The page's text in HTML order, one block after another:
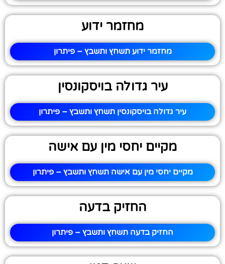
מחזמר ידוע
מחזמר ידוע תשחץ ותשבץ – פיתרון
עיר גדולה בויסקונסין
עיר גדולה בויסקונסין תשחץ ותשבץ – פיתרון
מקיים יחסי מין עם אישה
מקיים יחסי מין עם אישה תשחץ ותשבץ – פיתרון
החזיק בדעה
החזיק בדעה תשחץ ותשבץ – פיתרון